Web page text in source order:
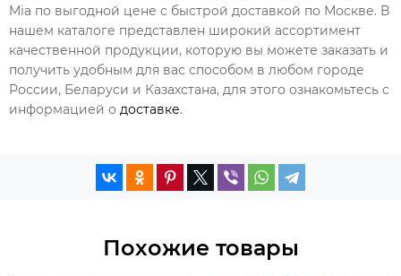
Mia по выгодной цене с быстрой доставкой по Москве. В
нашем каталоге представлен широкий ассортимент
качественной продукции, которую вы можете заказать и
получить удобным для вас способом в любом городе
России, Беларуси и Казахстана, для этого ознакомьтесь с
информацией о доставке.
Похожие товары